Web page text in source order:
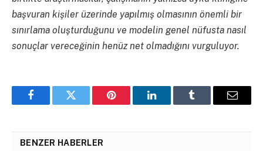
başvuran kişiler üzerinde yapılmış olmasının önemli bir
sınırlama oluşturduğunu ve modelin genel nüfusta nasıl
sonuçlar vereceğinin henüz net olmadığını vurguluyor.
FacebookTwitter Pinterest LinkedInTumblr Email
BENZER HABERLER